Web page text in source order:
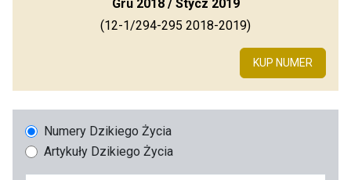
Gru 2018 / Stycz 2019
(12-1/294-295 2018-2019)
KUP NUMER
Numery Dzikiego Życia
Artykuły Dzikiego Życia